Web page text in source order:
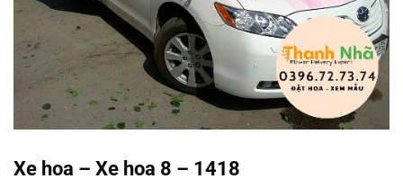
Xe hoa – Xe hoa 8 – 1418